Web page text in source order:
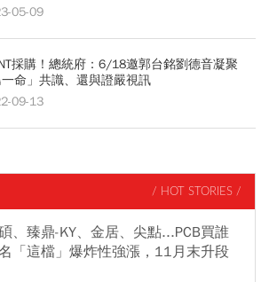
05-09
採購！總統府：6/18邀郭台銘劉德音凝聚
一命」共識、還與證嚴視訊
09-13
/ HOT STORIES /
、臻鼎-KY、金居、尖點...PCB買誰
「這檔」爆炸性強漲，11月末升段